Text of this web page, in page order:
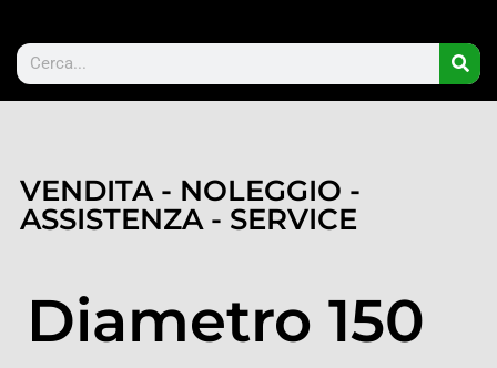
VENDITA - NOLEGGIO -
ASSISTENZA - SERVICE
Diametro 150